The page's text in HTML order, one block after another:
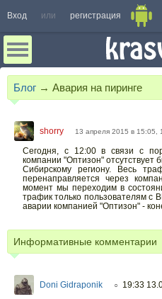
Вход или регистрация
Блог → Авария на пиринге
shorry 13 апреля 2015 в 15:05,
Сегодня, с 12:00 в связи с
компании "Оптизон" отсутствует
Сибирскому региону. Весь
перенаправляется через
момент мы переходим в
трафик только пользователям с
аварии компанией "Оптизон" -
Информативные комментарии
Doni Gidraponik ○ 19:33